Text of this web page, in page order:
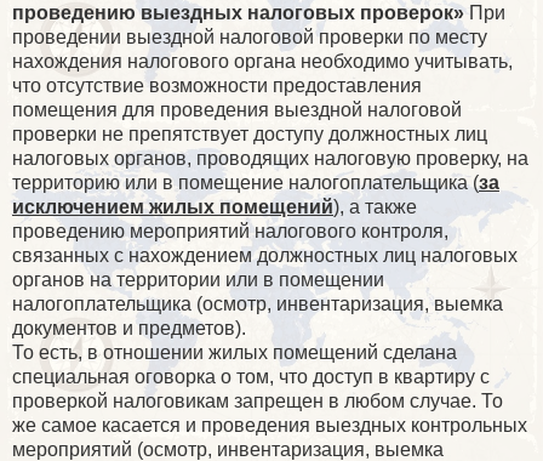
проведению выездных налоговых проверок» При
проведении выездной налоговой проверки по месту
нахождения налогового органа необходимо учитывать,
что отсутствие возможности предоставления
помещения для проведения выездной налоговой
проверки не препятствует доступу должностных лиц
налоговых органов, проводящих налоговую проверку, на
территорию или в помещение налогоплательщика (за
исключением жилых помещений), а также
проведению мероприятий налогового контроля,
связанных с нахождением должностных лиц налоговых
органов на территории или в помещении
налогоплательщика (осмотр, инвентаризация, выемка
документов и предметов).
То есть, в отношении жилых помещений сделана
специальная оговорка о том, что доступ в квартиру с
проверкой налоговикам запрещен в любом случае. То
же самое касается и проведения выездных контрольных
мероприятий (осмотр, инвентаризация, выемка